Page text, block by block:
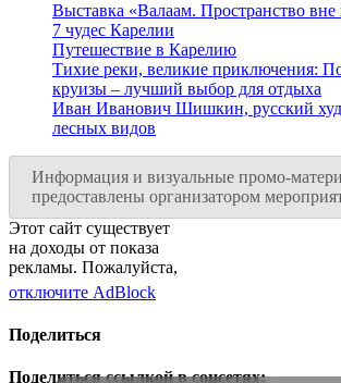
Выставка «Валаам. Пространство вне
7 чудес Карелии
Путешествие в Карелию
Тихие реки, великие приключения:
круизы – лучший выбор для отдыха
Иван Иванович Шишкин, русский
лесных видов
Информация и визуальные промо-
предоставлены организатором
Этот сайт существует
на доходы от показа
рекламы. Пожалуйста,
отключите AdBlock
Поделиться
Поделиться ссылкой в соцсетях: